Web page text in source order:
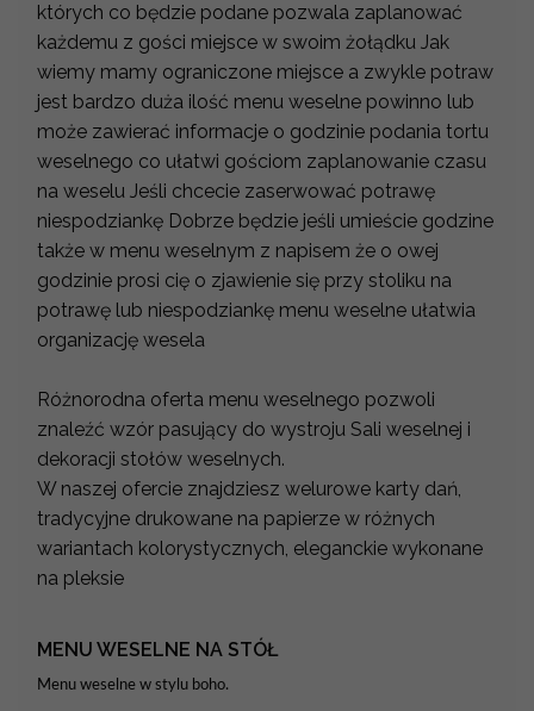
których co będzie podane pozwala zaplanować
każdemu z gości miejsce w swoim żołądku Jak
wiemy mamy ograniczone miejsce a zwykle potraw
jest bardzo duża ilość menu weselne powinno lub
może zawierać informacje o godzinie podania tortu
weselnego co ułatwi gościom zaplanowanie czasu
na weselu Jeśli chcecie zaserwować potrawę
niespodziankę Dobrze będzie jeśli umieście godzine
także w menu weselnym z napisem że o owej
godzinie prosi cię o zjawienie się przy stoliku na
potrawę lub niespodziankę menu weselne ułatwia
organizację wesela
Różnorodna oferta menu weselnego pozwoli
znaleźć wzór pasujący do wystroju Sali weselnej i
dekoracji stołów weselnych.
W naszej ofercie znajdziesz welurowe karty dań,
tradycyjne drukowane na papierze w różnych
wariantach kolorystycznych, eleganckie wykonane
na pleksie
MENU WESELNE NA STÓŁ
Menu weselne w stylu boho.